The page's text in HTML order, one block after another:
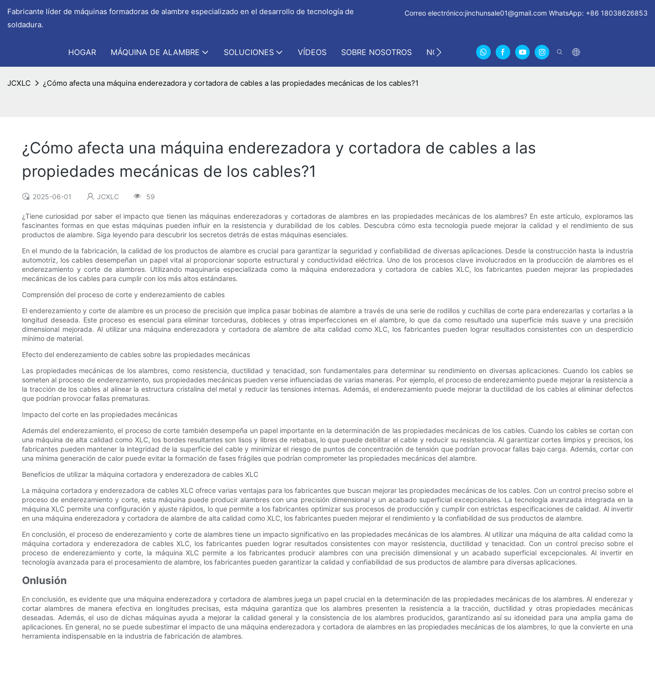
Fabricante líder de máquinas formadoras de alambre especializado en el desarrollo de tecnología de
soldadura.
Correo electrónico:jinchunsale01@gmail.com WhatsApp: +86 18038626853
HOGAR MÁQUINA DE ALAMBRE SOLUCIONES VÍDEOS SOBRE NOSOTROS NOTICIAS CONTÁCTENOS SOBRE NOSOTROS
JCXLC ¿Cómo afecta una máquina enderezadora y cortadora de cables a las propiedades mecánicas de los cables?1
¿Cómo afecta una máquina enderezadora y cortadora de cables a las
propiedades mecánicas de los cables?1
2025-06-01 JCXLC 59
¿Tiene curiosidad por saber el impacto que tienen las máquinas enderezadoras y cortadoras de alambres en las propiedades mecánicas de los alambres? En este artículo, exploramos las
fascinantes formas en que estas máquinas pueden influir en la resistencia y durabilidad de los cables. Descubra cómo esta tecnología puede mejorar la calidad y el rendimiento de sus
productos de alambre. Siga leyendo para descubrir los secretos detrás de estas máquinas esenciales.
En el mundo de la fabricación, la calidad de los productos de alambre es crucial para garantizar la seguridad y confiabilidad de diversas aplicaciones. Desde la construcción hasta la industria
automotriz, los cables desempeñan un papel vital al proporcionar soporte estructural y conductividad eléctrica. Uno de los procesos clave involucrados en la producción de alambres es el
enderezamiento y corte de alambres. Utilizando maquinaria especializada como la máquina enderezadora y cortadora de cables XLC, los fabricantes pueden mejorar las propiedades
mecánicas de los cables para cumplir con los más altos estándares.
Comprensión del proceso de corte y enderezamiento de cables
El enderezamiento y corte de alambre es un proceso de precisión que implica pasar bobinas de alambre a través de una serie de rodillos y cuchillas de corte para enderezarlas y cortarlas a la
longitud deseada. Este proceso es esencial para eliminar torceduras, dobleces y otras imperfecciones en el alambre, lo que da como resultado una superficie más suave y una precisión
dimensional mejorada. Al utilizar una máquina enderezadora y cortadora de alambre de alta calidad como XLC, los fabricantes pueden lograr resultados consistentes con un desperdicio
mínimo de material.
Efecto del enderezamiento de cables sobre las propiedades mecánicas
Las propiedades mecánicas de los alambres, como resistencia, ductilidad y tenacidad, son fundamentales para determinar su rendimiento en diversas aplicaciones. Cuando los cables se
someten al proceso de enderezamiento, sus propiedades mecánicas pueden verse influenciadas de varias maneras. Por ejemplo, el proceso de enderezamiento puede mejorar la resistencia a
la tracción de los cables al alinear la estructura cristalina del metal y reducir las tensiones internas. Además, el enderezamiento puede mejorar la ductilidad de los cables al eliminar defectos
que podrían provocar fallas prematuras.
Impacto del corte en las propiedades mecánicas
Además del enderezamiento, el proceso de corte también desempeña un papel importante en la determinación de las propiedades mecánicas de los cables. Cuando los cables se cortan con
una máquina de alta calidad como XLC, los bordes resultantes son lisos y libres de rebabas, lo que puede debilitar el cable y reducir su resistencia. Al garantizar cortes limpios y precisos, los
fabricantes pueden mantener la integridad de la superficie del cable y minimizar el riesgo de puntos de concentración de tensión que podrían provocar fallas bajo carga. Además, cortar con
una mínima generación de calor puede evitar la formación de fases frágiles que podrían comprometer las propiedades mecánicas del alambre.
Beneficios de utilizar la máquina cortadora y enderezadora de cables XLC
La máquina cortadora y enderezadora de cables XLC ofrece varias ventajas para los fabricantes que buscan mejorar las propiedades mecánicas de los cables. Con un control preciso sobre el
proceso de enderezamiento y corte, esta máquina puede producir alambres con una precisión dimensional y un acabado superficial excepcionales. La tecnología avanzada integrada en la
máquina XLC permite una configuración y ajuste rápidos, lo que permite a los fabricantes optimizar sus procesos de producción y cumplir con estrictas especificaciones de calidad. Al invertir
en una máquina enderezadora y cortadora de alambre de alta calidad como XLC, los fabricantes pueden mejorar el rendimiento y la confiabilidad de sus productos de alambre.
En conclusión, el proceso de enderezamiento y corte de alambres tiene un impacto significativo en las propiedades mecánicas de los alambres. Al utilizar una máquina de alta calidad como la
máquina cortadora y enderezadora de cables XLC, los fabricantes pueden lograr resultados consistentes con mayor resistencia, ductilidad y tenacidad. Con un control preciso sobre el
proceso de enderezamiento y corte, la máquina XLC permite a los fabricantes producir alambres con una precisión dimensional y un acabado superficial excepcionales. Al invertir en
tecnología avanzada para el procesamiento de alambre, los fabricantes pueden garantizar la calidad y confiabilidad de sus productos de alambre para diversas aplicaciones.
Onlusión
En conclusión, es evidente que una máquina enderezadora y cortadora de alambres juega un papel crucial en la determinación de las propiedades mecánicas de los alambres. Al enderezar y
cortar alambres de manera efectiva en longitudes precisas, esta máquina garantiza que los alambres presenten la resistencia a la tracción, ductilidad y otras propiedades mecánicas
deseadas. Además, el uso de dichas máquinas ayuda a mejorar la calidad general y la consistencia de los alambres producidos, garantizando así su idoneidad para una amplia gama de
aplicaciones. En general, no se puede subestimar el impacto de una máquina enderezadora y cortadora de alambres en las propiedades mecánicas de los alambres, lo que la convierte en una
herramienta indispensable en la industria de fabricación de alambres.